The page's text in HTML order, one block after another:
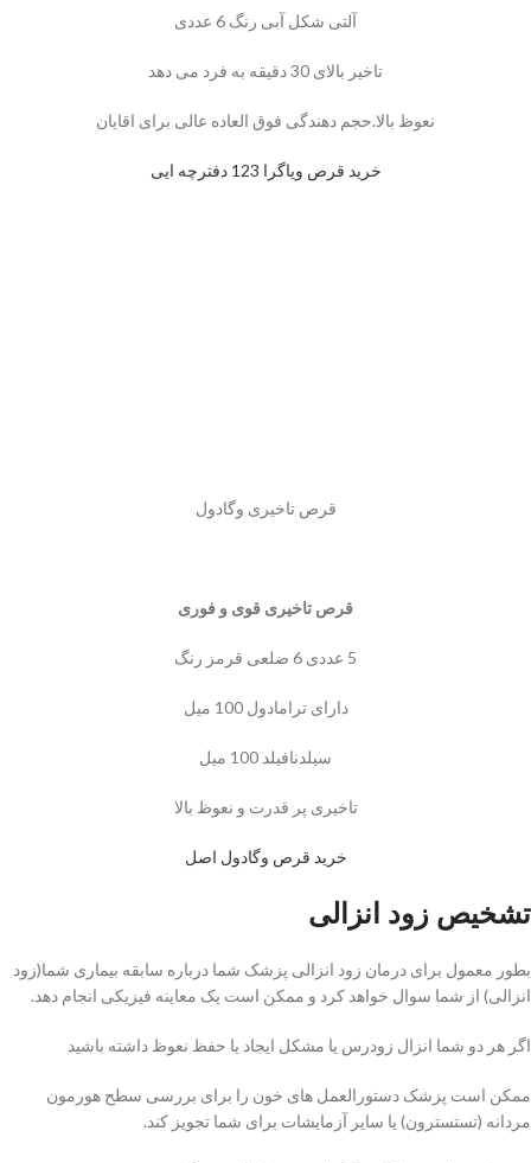
آلتی شکل آبی رنگ 6 عددی
تاخیر بالای 30 دقیقه به فرد می دهد
نعوظ بالا.حجم دهندگی فوق العاده عالی برای اقایان
خرید قرص ویاگرا 123 دفترچه ایی
قرص تاخیری وگادول
قرص تاخیری قوی و فوری
5 عددی 6 ضلعی قرمز رنگ
دارای ترامادول 100 میل
سیلدنافیلد 100 میل
تاخیری پر قدرت و نعوظ بالا
خرید قرص وگادول اصل
تشخیص زود انزالی
بطور معمول برای درمان زود انزالی پزشک شما درباره سابقه بیماری شما(زود
انزالی) از شما سوال خواهد کرد و ممکن است یک معاینه فیزیکی انجام دهد.
اگر هر دو شما انزال زودرس یا مشکل ایجاد یا حفظ نعوظ داشته باشید
ممکن است پزشک دستورالعمل های خون را برای بررسی سطح هورمون
مردانه (تستسترون) یا سایر آزمایشات برای شما تجویز کند.